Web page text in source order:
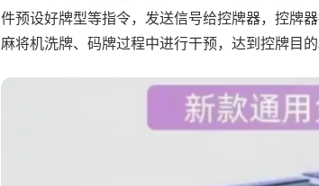
件预设好牌型等指令，发送信号给控牌器，控牌
麻将机洗牌、码牌过程中进行干预，达到控牌目的